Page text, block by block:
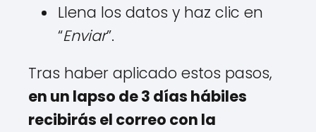
Llena los datos y haz clic en
“Enviar”.
Tras haber aplicado estos pasos,
en un lapso de 3 días hábiles
recibirás el correo con la